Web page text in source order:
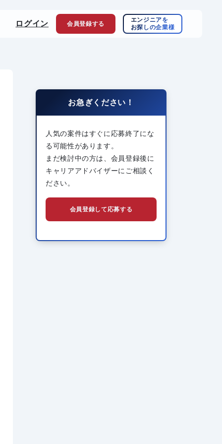
ログイン 会員登録する
エンジニアを
お探しの企業様
お急ぎください！
人気の案件はすぐに応募終了にな
る可能性があります。
まだ検討中の方は、会員登録後に
キャリアアドバイザーにご相談く
ださい。
会員登録して応募する